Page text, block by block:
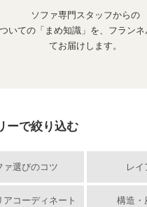
ソファ専門スタッフからの
いての「まめ知識」を、フラン
てお届けします。
ーで絞り込む
ァ選びのコツ レイ
アコーディネート 構造・